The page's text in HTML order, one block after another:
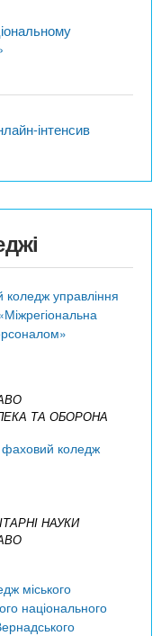
інтенсив
управління
ТА ОБОРОНА
коледж
НАУКИ
міського
національного